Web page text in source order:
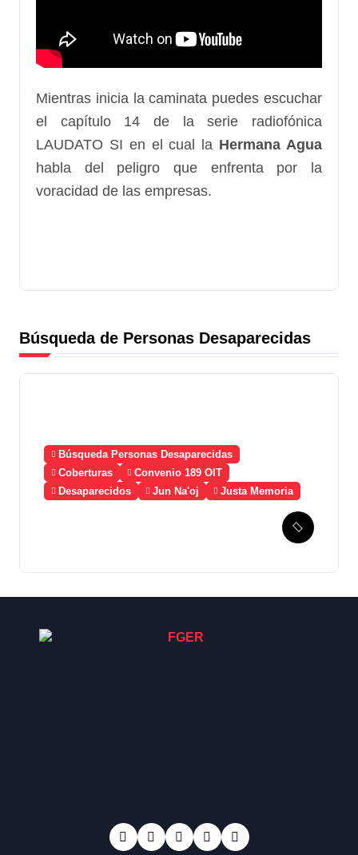
Mientras inicia la caminata puedes escuchar
el capítulo 14 de la serie radiofónica
LAUDATO SI en el cual la Hermana Agua
habla del peligro que enfrenta por la
voracidad de las empresas.
Búsqueda de Personas Desaparecidas
Búsqueda Personas Desaparecidas
Coberturas
Convenio 189 OIT
Desaparecidos
Jun Na'oj Justa Memoria